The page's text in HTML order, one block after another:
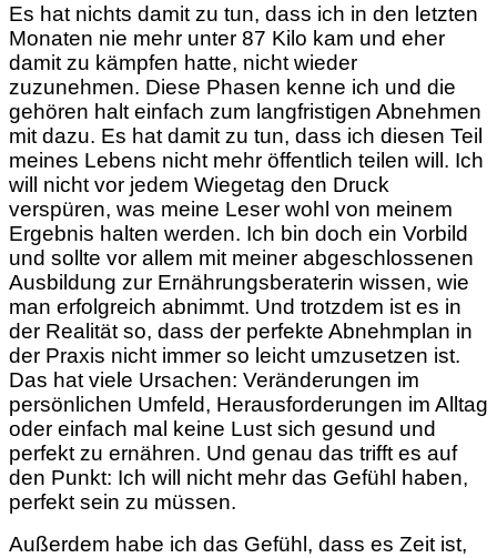
Es hat nichts damit zu tun, dass ich in den letzten
Monaten nie mehr unter 87 Kilo kam und eher
damit zu kämpfen hatte, nicht wieder
zuzunehmen. Diese Phasen kenne ich und die
gehören halt einfach zum langfristigen Abnehmen
mit dazu. Es hat damit zu tun, dass ich diesen Teil
meines Lebens nicht mehr öffentlich teilen will. Ich
will nicht vor jedem Wiegetag den Druck
verspüren, was meine Leser wohl von meinem
Ergebnis halten werden. Ich bin doch ein Vorbild
und sollte vor allem mit meiner abgeschlossenen
Ausbildung zur Ernährungsberaterin wissen, wie
man erfolgreich abnimmt. Und trotzdem ist es in
der Realität so, dass der perfekte Abnehmplan in
der Praxis nicht immer so leicht umzusetzen ist.
Das hat viele Ursachen: Veränderungen im
persönlichen Umfeld, Herausforderungen im Alltag
oder einfach mal keine Lust sich gesund und
perfekt zu ernähren. Und genau das trifft es auf
den Punkt: Ich will nicht mehr das Gefühl haben,
perfekt sein zu müssen.
Außerdem habe ich das Gefühl, dass es Zeit ist,